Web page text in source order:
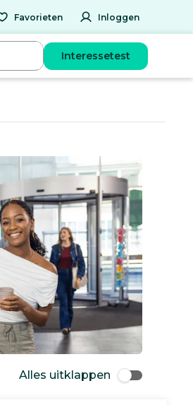
Favorieten Inloggen
Interessetest
Alles uitklappen